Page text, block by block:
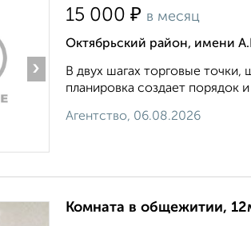
›
15 000 ₽ в месяц
Октябрьский район, имени
В двух шагах торговые точки,
планировка создает
Агентство, 06.08.2026
Комната в общежитии,